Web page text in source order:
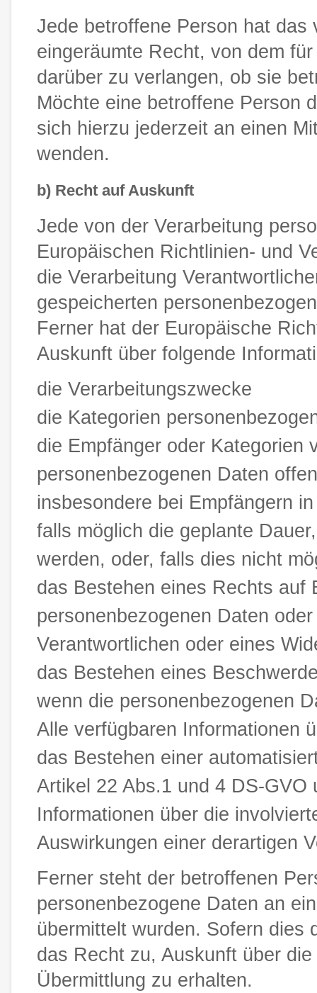
Jede betroffene Person hat das
eingeräumte Recht, von dem
darüber zu verlangen, ob sie
Möchte eine betroffene Person
sich hierzu jederzeit an einen
wenden.
b) Recht auf Auskunft
Jede von der Verarbeitung
Europäischen Richtlinien- und
die Verarbeitung
gespeicherten
Ferner hat der Europäische
Auskunft über folgende
die Verarbeitungszwecke
die Kategorien
die Empfänger oder Kategorien
personenbezogenen Daten
insbesondere bei Empfängern
falls möglich die geplante
werden, oder, falls dies nicht
das Bestehen eines Rechts auf
personenbezogenen Daten
Verantwortlichen oder eines
das Bestehen eines
wenn die personenbezogenen
Alle verfügbaren Informationen
das Bestehen einer
Artikel 22 Abs.1 und 4 DS-
Informationen über die
Auswirkungen einer derartigen
Ferner steht der betroffenen
personenbezogene Daten an
übermittelt wurden. Sofern dies
das Recht zu, Auskunft über
Übermittlung zu erhalten.